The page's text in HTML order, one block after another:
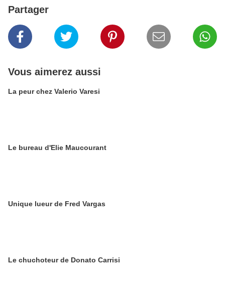
Partager
Vous aimerez aussi
La peur chez Valerio Varesi
Le bureau d'Elie Maucourant
Unique lueur de Fred Vargas
Le chuchoteur de Donato Carrisi